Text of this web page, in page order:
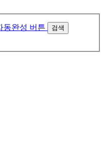
검색